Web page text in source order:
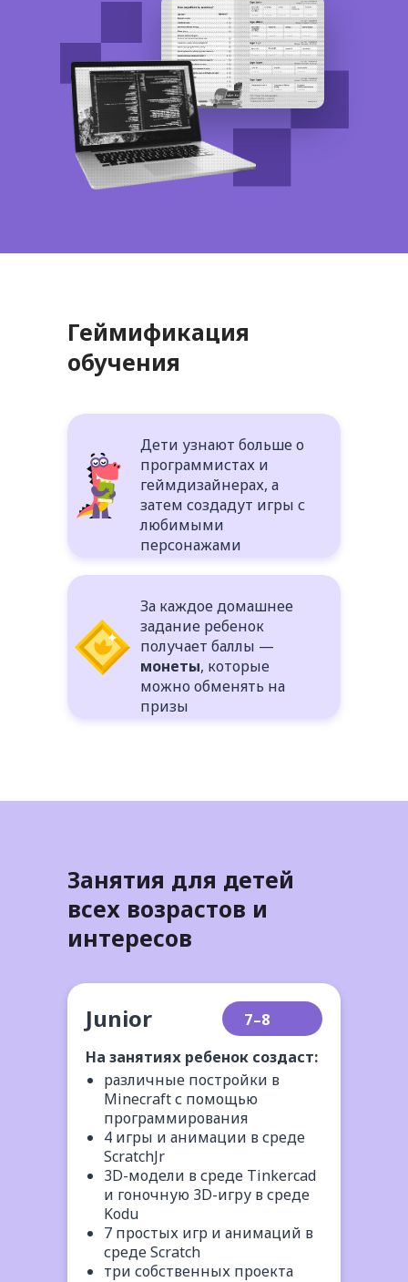
Геймификация
обучения
За каждое домашнее
задание ребенок
получает баллы —
монеты, которые
можно обменять на
призы
Дети узнают больше о
программистах и
геймдизайнерах, а
затем создадут игры с
любимыми
персонажами
Дети узнают больше
о программистах и
геймдизайнерах, а
затем создадут игры
с любимыми
персонажами
Занятия для детей
всех возрастов и
интересов
Junior
На занятиях ребенок создаст:
7–8
лет
различные постройки в
Minecraft с помощью
программирования
4 игры и анимации в среде
ScratchJr
3D-модели в среде Tinkercad
и гоночную 3D-игру в среде
Kodu
7 простых игр и анимаций в
среде Scratch
три собственных проекта